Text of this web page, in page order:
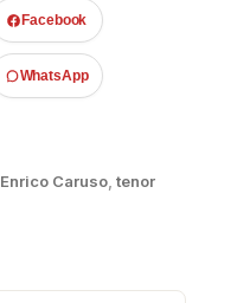
Facebook
WhatsApp
Enrico Caruso tenor